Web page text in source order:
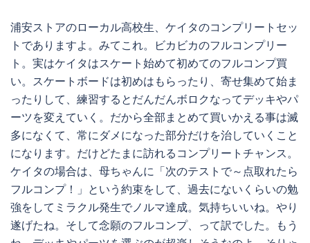
浦安ストアのローカル高校生、ケイタのコンプリートセッ
トでありますよ。みてこれ。ビカビカのフルコンプリー
ト。実はケイタはスケート始めて初めてのフルコンプ買
い。スケートボードは初めはもらったり、寄せ集めて始ま
ったりして、練習するとだんだんボロクなってデッキやパ
ーツを変えていく。だから全部まとめて買いかえる事は滅
多になくて、常にダメになった部分だけを治していくこと
になります。だけどたまに訪れるコンプリートチャンス。
ケイタの場合は、母ちゃんに「次のテストで～点取れたら
フルコンプ！」という約束をして、過去にないくらいの勉
強をしてミラクル発生でノルマ達成。気持ちいいね。やり
遂げたね。そして念願のフルコンプ、って訳でした。もう